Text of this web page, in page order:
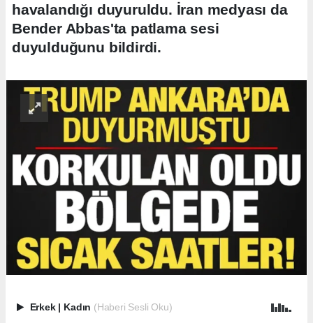
havalandığı duyuruldu. İran medyası da
Bender Abbas'ta patlama sesi
duyulduğunu bildirdi.
Erkek Kadın (Haberi Sesli Oku)